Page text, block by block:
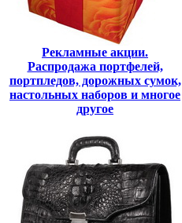
Рекламные акции.
Распродажа портфелей,
портпледов, дорожных сумок,
настольных наборов и многое
другое